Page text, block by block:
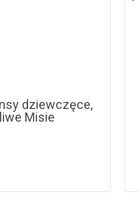
dziewczęce,
Misie